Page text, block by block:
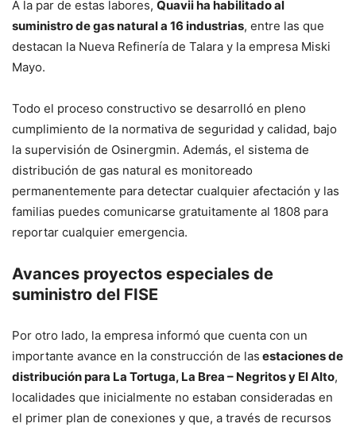
A la par de estas labores, Quavii ha habilitado al
suministro de gas natural a 16 industrias, entre las que
destacan la Nueva Refinería de Talara y la empresa Miski
Mayo.
Todo el proceso constructivo se desarrolló en pleno
cumplimiento de la normativa de seguridad y calidad, bajo
la supervisión de Osinergmin. Además, el sistema de
distribución de gas natural es monitoreado
permanentemente para detectar cualquier afectación y las
familias puedes comunicarse gratuitamente al 1808 para
reportar cualquier emergencia.
Avances proyectos especiales de
suministro del FISE
Por otro lado, la empresa informó que cuenta con un
importante avance en la construcción de las estaciones de
distribución para La Tortuga, La Brea – Negritos y El Alto,
localidades que inicialmente no estaban consideradas en
el primer plan de conexiones y que, a través de recursos